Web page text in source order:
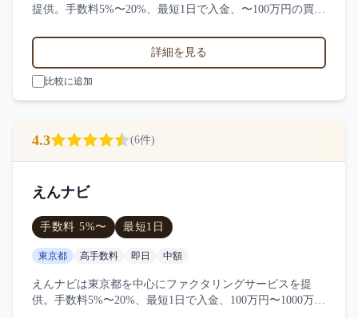
提供。手数料5%〜20%、最短1日で入金、〜100万円の買取
の口コミ・評判からlabol(ラボル)の特徴を比較できます。
詳細を見る
比較に追加
4.3 (6件)
えんナビ
手数料 5%〜 最短1日
東京都 高手数料 即日 中額
えんナビは東京都を中心にファクタリングサービスを提
供。手数料5%〜20%、最短1日で入金、100万円〜1000万円